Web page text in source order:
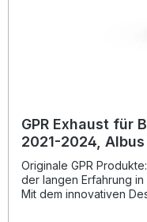
GPR Exhaust für
2021-2024,
slip-on exhaust
killer, li
Originale GPR
der langen Erfahrung
Mit dem innovativen